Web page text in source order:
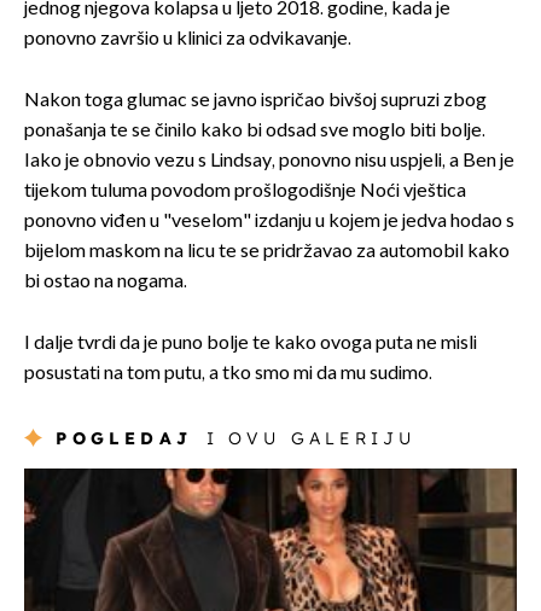
jednog njegova kolapsa u ljeto 2018. godine, kada je
ponovno završio u klinici za odvikavanje.
Nakon toga glumac se javno ispričao bivšoj supruzi zbog
ponašanja te se činilo kako bi odsad sve moglo biti bolje.
Iako je obnovio vezu s Lindsay, ponovno nisu uspjeli, a Ben je
tijekom tuluma povodom prošlogodišnje Noći vještica
ponovno viđen u "veselom" izdanju u kojem je jedva hodao s
bijelom maskom na licu te se pridržavao za automobil kako
bi ostao na nogama.
I dalje tvrdi da je puno bolje te kako ovoga puta ne misli
posustati na tom putu, a tko smo mi da mu sudimo.
POGLEDAJ I OVU GALERIJU